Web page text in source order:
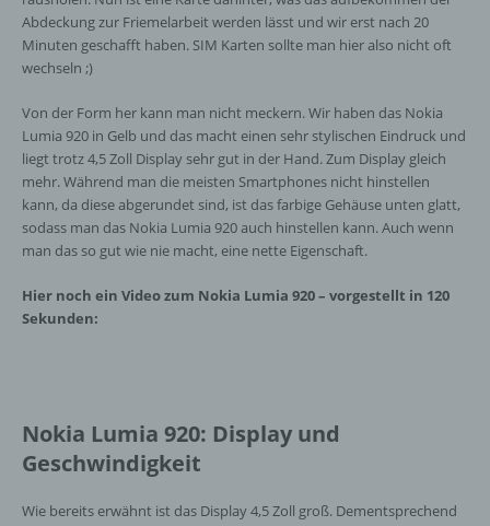
Abdeckung zur Friemelarbeit werden lässt und wir erst nach 20
Minuten geschafft haben. SIM Karten sollte man hier also nicht oft
wechseln ;)
Von der Form her kann man nicht meckern. Wir haben das Nokia
Lumia 920 in Gelb und das macht einen sehr stylischen Eindruck und
liegt trotz 4,5 Zoll Display sehr gut in der Hand. Zum Display gleich
mehr. Während man die meisten Smartphones nicht hinstellen
kann, da diese abgerundet sind, ist das farbige Gehäuse unten glatt,
sodass man das Nokia Lumia 920 auch hinstellen kann. Auch wenn
man das so gut wie nie macht, eine nette Eigenschaft.
Hier noch ein Video zum Nokia Lumia 920 – vorgestellt in 120
Sekunden:
Nokia Lumia 920: Display und
Geschwindigkeit
Wie bereits erwähnt ist das Display 4,5 Zoll groß. Dementsprechend